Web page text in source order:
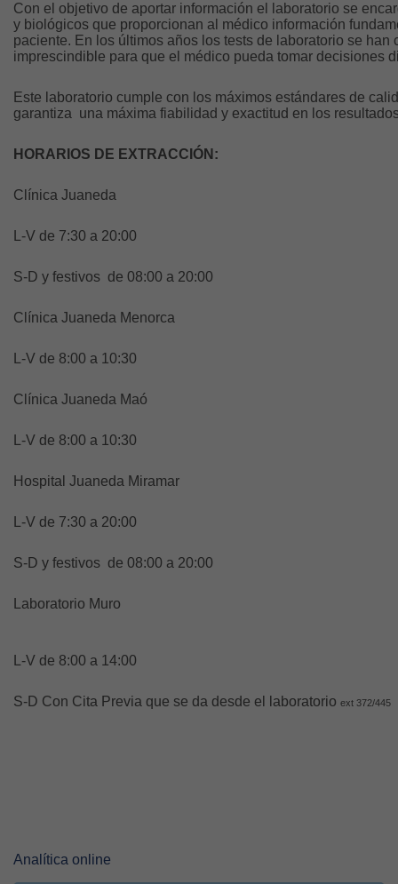
Con el objetivo de aportar información el laboratorio se
y biológicos que proporcionan al médico información
paciente. En los últimos años los tests de laboratorio se han
imprescindible para que el médico pueda tomar decisiones
Este laboratorio cumple con los máximos estándares de
garantiza una máxima fiabilidad y exactitud en los
HORARIOS DE EXTRACCIÓN:
Clínica Juaneda
L-V de 7:30 a 20:00
S-D y festivos de 08:00 a 20:00
Clínica Juaneda Menorca
L-V de 8:00 a 10:30
Clínica Juaneda Maó
L-V de 8:00 a 10:30
Hospital Juaneda Miramar
L-V de 7:30 a 20:00
S-D y festivos de 08:00 a 20:00
Laboratorio Muro
L-V de 8:00 a 14:00
S-D Con Cita Previa que se da desde el laboratorio ext 372/445
Analítica online